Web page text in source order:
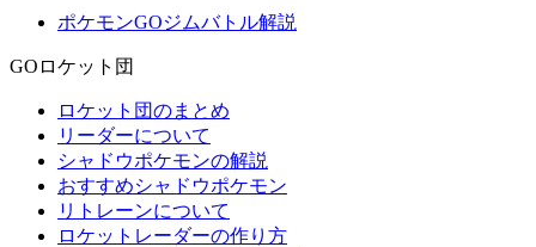
ポケモンGOジムバトル解説
GOロケット団
ロケット団のまとめ
リーダーについて
シャドウポケモンの解説
おすすめシャドウポケモン
リトレーンについて
ロケットレーダーの作り方